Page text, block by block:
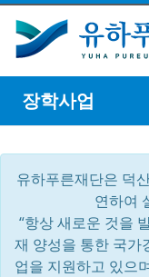
장학사업
유하푸른재단은 덕
연하여
“항상 새로운 것을
재 양성을 통한 국가
업을 지원하고 있으